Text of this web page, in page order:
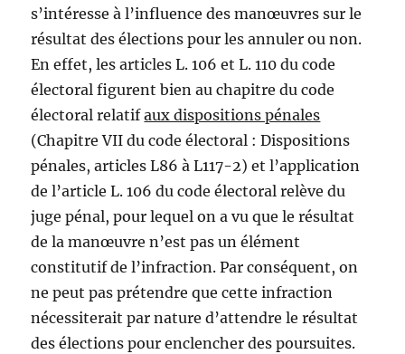
s’intéresse à l’influence des manœuvres sur le
résultat des élections pour les annuler ou non.
En effet, les articles L. 106 et L. 110 du code
électoral figurent bien au chapitre du code
électoral relatifaux dispositions pénales
(Chapitre VII du code électoral : Dispositions
pénales, articles L86 à L117-2) et l’application
de l’article L. 106 du code électoral relève du
juge pénal, pour lequel on a vu que le résultat
de la manœuvre n’est pas un élément
constitutif de l’infraction. Par conséquent, on
ne peut pas prétendre que cette infraction
nécessiterait par nature d’attendre le résultat
des élections pour enclencher des poursuites.